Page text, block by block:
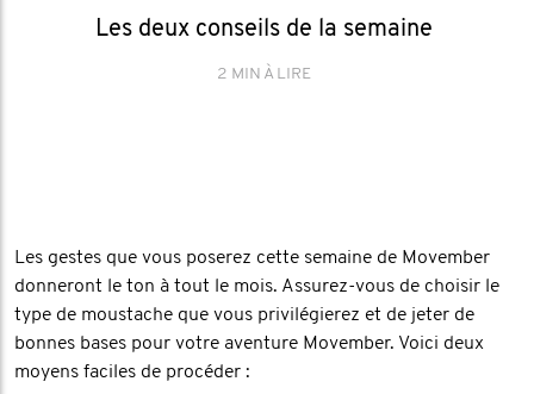
Les deux conseils de la semaine
2 MIN À LIRE
Les gestes que vous poserez cette semaine de Movember
donneront le ton à tout le mois. Assurez-vous de choisir le
type de moustache que vous privilégierez et de jeter de
bonnes bases pour votre aventure Movember. Voici deux
moyens faciles de procéder :